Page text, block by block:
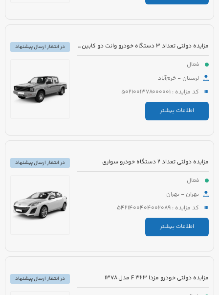
مزایده دولتی تعداد 3 دستگاه خودرو وانت دو کابین مزدا
فعال
لرستان - خرم‌آباد
کد مزایده : 5021001378000001
اطلاعات بیشتر
در انتظار ارسال پیشنهاد
مزایده دولتی تعداد 2 دستگاه خودرو سواری
فعال
تهران - تهران
کد مزایده : 5421400404002089
اطلاعات بیشتر
در انتظار ارسال پیشنهاد
مزایده دولتی خودرو مزدا 323 F مدل 1378
در انتظار ارسال پیشنهاد